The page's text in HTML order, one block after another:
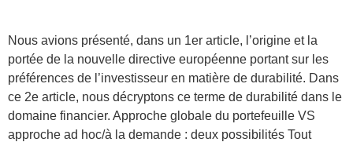
Nous avions présenté, dans un 1er article, l’origine et la
portée de la nouvelle directive européenne portant sur les
préférences de l’investisseur en matière de durabilité. Dans
ce 2e article, nous décryptons ce terme de durabilité dans le
domaine financier. Approche globale du portefeuille VS
approche ad hoc/à la demande : deux possibilités Tout